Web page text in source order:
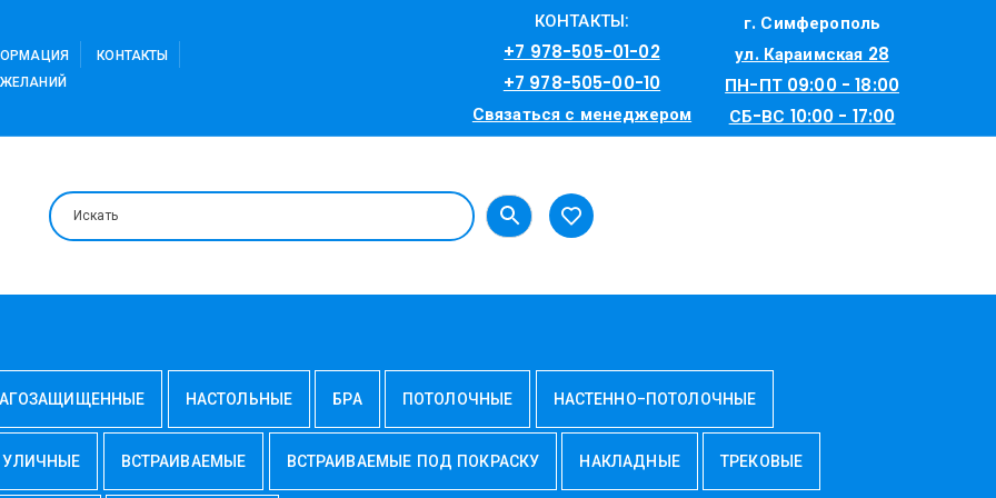
КОНТАКТЫ
КОНТАКТЫ:
+7 978-505-01-02
+7 978-505-00-10
Связаться с менеджером
г. Симферополь
ул. Караимская 28
ПН-ПТ 09:00 - 18:00
СБ-ВС 10:00 - 17:00
НАСТОЛЬНЫЕ БРА ПОТОЛОЧНЫЕ НАСТЕННО-ПОТОЛОЧНЫЕ
УЛИЧНЫЕ ВСТРАИВАЕМЫЕ ВСТРАИВАЕМЫЕ ПОД ПОКРАСКУ НАКЛАДНЫЕ ТРЕКОВЫЕ